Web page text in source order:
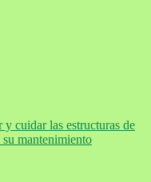
cuidar las estructuras de
mantenimiento